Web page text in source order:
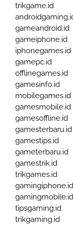
trikgame.id
gameandroid.id
gameiphone.id
iphonegames.id
gamepc.id
offlinegames.id
gamesinfo.id
mobilegames.id
gamesmobile.id
gamesoffline.id
gamesterbaru.id
gamestips.id
gameterbaru.id
gamestrik.id
trikgames.id
gamingiphone.id
gamingmobile.id
tipsgaming.id
trikgaming.id